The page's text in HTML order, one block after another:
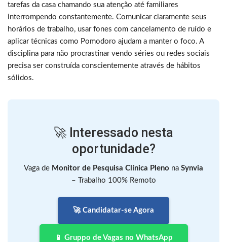
tarefas da casa chamando sua atenção até familiares
interrompendo constantemente. Comunicar claramente seus
horários de trabalho, usar fones com cancelamento de ruído e
aplicar técnicas como Pomodoro ajudam a manter o foco. A
disciplina para não procrastinar vendo séries ou redes sociais
precisa ser construída conscientemente através de hábitos
sólidos.
🚀 Interessado nesta
oportunidade?
Vaga de Monitor de Pesquisa Clínica Pleno na Synvia
– Trabalho 100% Remoto
🚀 Candidatar-se Agora
📱 Gruppo de Vagas no WhatsApp